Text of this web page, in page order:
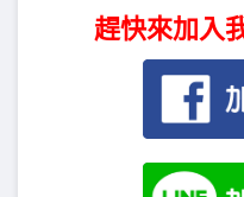
趕快來加入